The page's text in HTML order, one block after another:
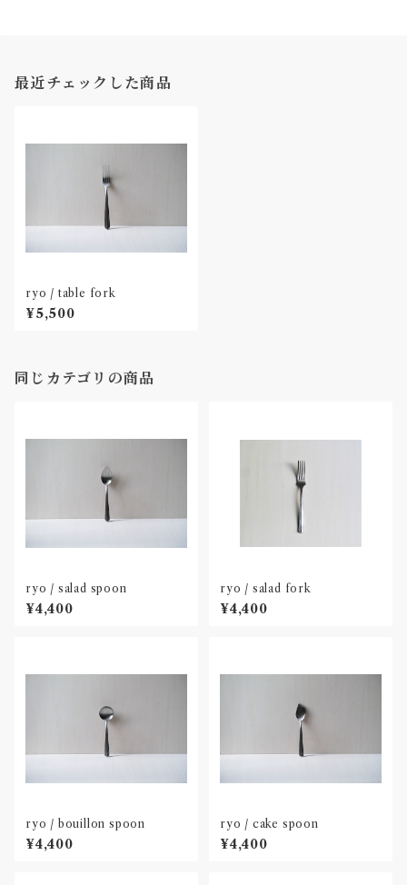
最近チェックした商品
ryo / table fork
¥5,500
同じカテゴリの商品
ryo / salad spoon
¥4,400
ryo / salad fork
¥4,400
ryo / bouillon spoon
¥4,400
ryo / cake spoon
¥4,400